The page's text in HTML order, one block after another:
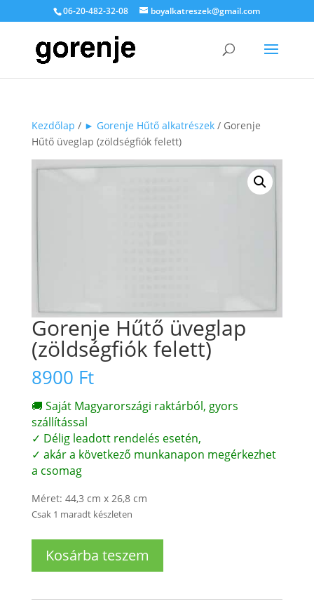
06-20-482-32-08 boyalkatreszek@gmail.com
Kezdőlap / ► Gorenje Hűtő alkatrészek/ Gorenje
Hűtő üveglap (zöldségfiók felett)
Gorenje Hűtő üveglap
(zöldségfiók felett)
8900 Ft
🚚 Saját Magyarországi raktárból, gyors
szállítással
✓ Délig leadott rendelés esetén,
✓ akár a következő munkanapon megérkezhet
a csomag
Méret: 44,3 cm x 26,8 cm
Csak 1 maradt készleten
HűtőKosárba teszem